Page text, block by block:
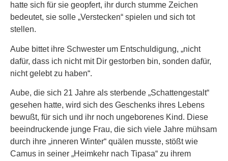
hatte sich für sie geopfert, ihr durch stumme Zeichen
bedeutet, sie solle „Verstecken“ spielen und sich tot
stellen.
Aube bittet ihre Schwester um Entschuldigung, „nicht
dafür, dass ich nicht mit Dir gestorben bin, sonden dafür,
nicht gelebt zu haben“.
Aube, die sich 21 Jahre als sterbende „Schattengestalt“
gesehen hatte, wird sich des Geschenks ihres Lebens
bewußt, für sich und ihr noch ungeborenes Kind. Diese
beeindruckende junge Frau, die sich viele Jahre mühsam
durch ihre „inneren Winter“ quälen musste, stößt wie
Camus in seiner „Heimkehr nach Tipasa“ zu ihrem